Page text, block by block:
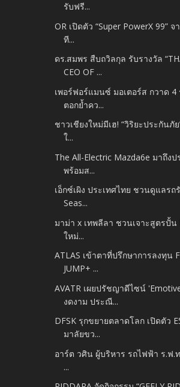
รับฟรี...
OR เปิดตัว “Super PowerX 99”
ที...
ดร.สมพร สืบถวิลกุล รับรางวัล
CEO OF ...
เพอร์ฟอร์แมนซ์ มอเตอร์ส กวาด 4
ตอกย้ำคว...
ชาวเชียงใหม่มีเฮ! “วิริยะประกันภั
ใ...
The All-Electric Mazda6e มาถึง
พร้อมส...
เอ็กซ์เผิง ประเทศไทย ชวนดูแลรถ
Seas...
มาม่า x เทพลีลา ชวนเจาะสูตรปั้น
ใหม่...
ATLAS เข้าตาที่ปรึกษาการลงทุน
JUMP+ ...
AVATR เผยปรัชญาดีไซน์
งดงาม ประณี...
DFSK รุกขยายตลาดโลก เปิดตัว
มาลัยขว...
อาร์ต วศิน ผู้บริหาร รถไฟฟ้า ร.ฟ.
...